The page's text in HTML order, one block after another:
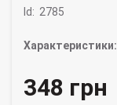
Id: 2785
Характеристики:
348 грн